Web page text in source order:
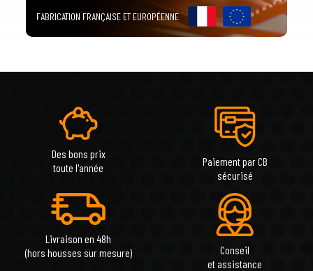
FABRICATION FRANÇAISE ET EUROPÉENNE
Des bons prix
toute l'année
Paiement par CB
sécurisé
Livraison en 48h
(hors housses sur mesure)
Conseil
et assistance